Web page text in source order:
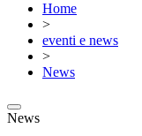
Home
>
eventi e news
>
News
News